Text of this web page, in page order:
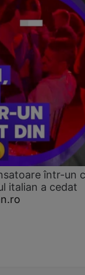
într-un
italian a cedat